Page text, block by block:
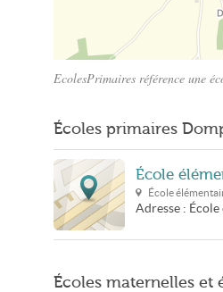
EcolesPrimaires référence une
Écoles primaires
École
École
Adresse :
Écoles maternelles et